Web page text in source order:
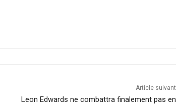
Article suivant
Leon Edwards ne combattra finalement pas en